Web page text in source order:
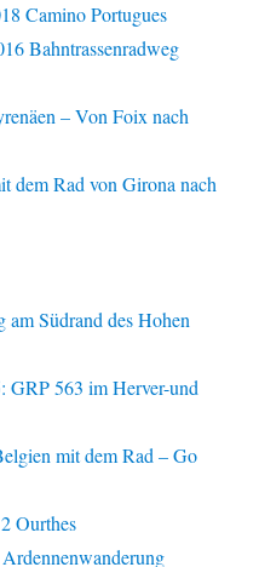
Camino Portugues
Bahntrassenradweg
– Von Foix nach
dem Rad von Girona nach
am Südrand des Hohen
GRP 563 im Herver-und
mit dem Rad – Go
Ourthes